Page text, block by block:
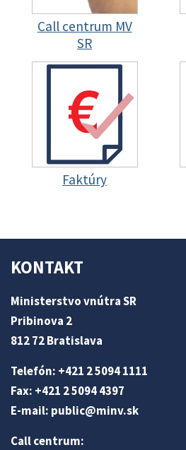
Call centrum MV
SR
Faktúry
KONTAKT
Ministerstvo vnútra SR
Pribinova 2
812 72 Bratislava
Telefón: +421 2 5094 1111
Fax: +421 2 5094 4397
E-mail: public@minv.sk
Call centrum: